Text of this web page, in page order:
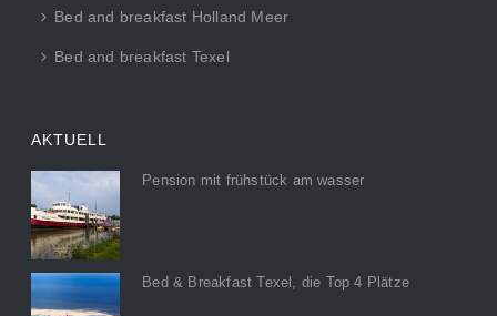
Bed and breakfast Holland Meer
Bed and breakfast Texel
AKTUELL
Pension mit frühstück am wasser
Bed & Breakfast Texel, die Top 4 Plätze